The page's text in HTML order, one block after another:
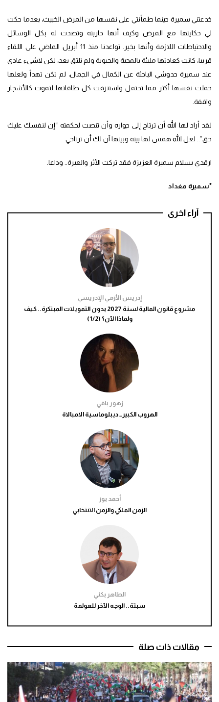
خدعتني سميرة حينما طمأنتي على نفسها من المرض الخبيث، بعدما حكت
لي حكايتها مع المرض وكيف أنها حاربته وتصدت له بكل الوسائل
والاحتياطات اللازمة وأنها بخير. تواعدنا منذ 11 أبريل الماضي على اللقاء
قريبا، كانت كعادتها مليئة بالمحبة والحيوية ولم نلتق بعد، لكن لاشيء عادي
عند سميرة حدوشي الباحثة عن الكمال في الجمال، لم تكن تهدأ ولعلها
حملت نفسها أكثر مما تحتمل واستنزفت كل طاقاتها لتموت كالأشجار
واقفة.
لقد أراد لها الله أن ترتاح إلى جواره وأن تنصت لحكمته “إن لنفسك عليك
حق”.. لعل الله همس لها بينه وبينها آن لك أن ترتاحي
ارقدي بسلام سميرة العزيزة فقد تركت الأثر والعبرة.. وداعا.
*سميرة مغداد
آراء اخرى
إدريس الأزمي الإدريسي
مشروع قانون المالية لسنة 2027 بدون التمويلات المبتكرة.. كيف
ولماذا الآن؟ (1/2)
زهور باقي
الهروب الكبير…ديبلوماسية الامبالاة
أحمد بوز
الزمن الملكي والزمن الانتخابي
الطاهر بكني
سبتة.. الوجه الآخر للعولمة
مقالات ذات صلة